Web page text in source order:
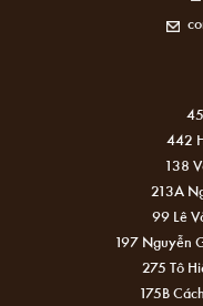
442
138
213A
99 Lê
197 Nguyễn
275 Tô
175B